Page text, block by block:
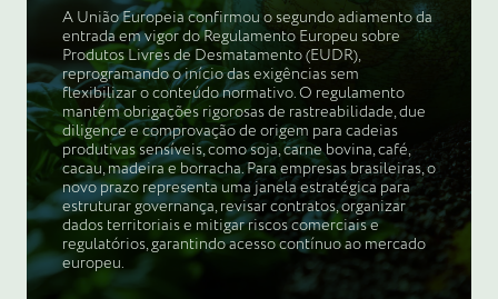
A União Europeia confirmou o segundo adiamento da
entrada em vigor do Regulamento Europeu sobre
Produtos Livres de Desmatamento (EUDR),
reprogramando o início das exigências sem
flexibilizar o conteúdo normativo. O regulamento
mantém obrigações rigorosas de rastreabilidade, due
diligence e comprovação de origem para cadeias
produtivas sensíveis, como soja, carne bovina, café,
cacau, madeira e borracha. Para empresas brasileiras, o
novo prazo representa uma janela estratégica para
estruturar governança, revisar contratos, organizar
dados territoriais e mitigar riscos comerciais e
regulatórios, garantindo acesso contínuo ao mercado
europeu.